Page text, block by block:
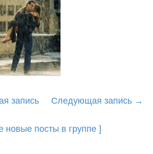
запись Следующая запись →
новые посты в группе ]